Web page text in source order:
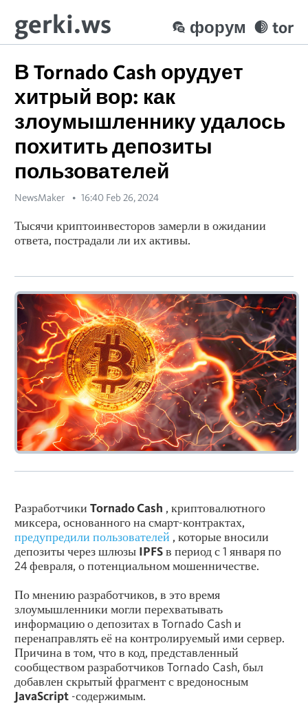
gerki.ws tor
форум
В Tornado Cash орудует
хитрый вор: как
злоумышленнику удалось
похитить депозиты
пользователей
NewsMaker 16:40 Feb 26, 2024
Тысячи криптоинвесторов замерли в ожидании
ответа, пострадали ли их активы.
Разработчики Tornado Cash , криптовалютного
миксера, основанного на смарт-контрактах,
предупредили пользователей , которые вносили
депозиты через шлюзы IPFSв период с 1 января по
24 февраля, о потенциальном мошенничестве.
По мнению разработчиков, в это время
злоумышленники могли перехватывать
информацию о депозитах в Tornado Cash и
перенаправлять её на контролируемый ими сервер.
Причина в том, что в код, представленный
сообществом разработчиков Tornado Cash, был
добавлен скрытый фрагмент с вредоносным
JavaScript -содержимым.